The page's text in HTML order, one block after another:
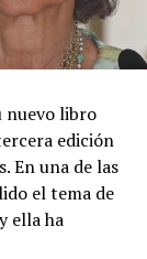
nuevo libro
edición
En una de las
el tema de
ella ha